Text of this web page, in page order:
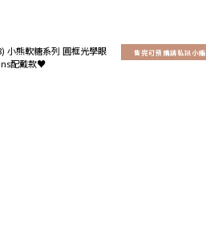
售完可預購請私訊小編